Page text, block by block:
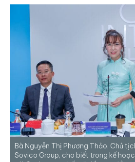
Bà Nguyễn Thị Phương Thảo, Chủ
Sovico Group, cho biết trong kế